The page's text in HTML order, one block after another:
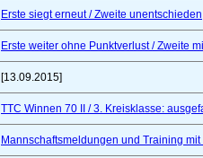
Erste siegt erneut / Zweite unentschieden
Erste weiter ohne Punktverlust / Zweite
[13.09.2015]
TTC Winnen 70 II / 3. Kreisklasse:
Mannschaftsmeldungen und Training